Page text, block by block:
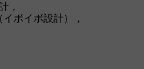
，
ボイボ設計），